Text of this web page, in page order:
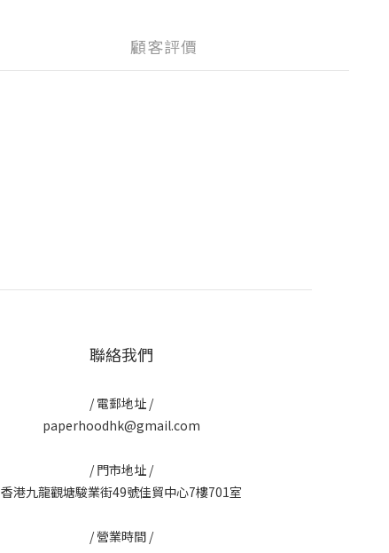
顧客評價
聯絡我們
/ 電郵地址 /
paperhoodhk@gmail.com
/ 門市地址 /
香港九龍觀塘駿業街49號佳貿中心7樓701室
/ 營業時間 /